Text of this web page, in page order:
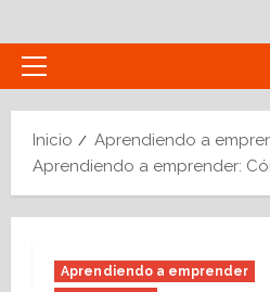
al
contenido
Menú
Inicio
Aprendiendo a
Aprendiendo a emprender:
Aprendiendo a emprender